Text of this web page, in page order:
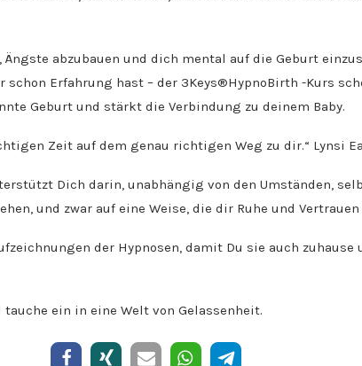
abzubauen und dich mental auf die Geburt
schon Erfahrung hast – der 3Keys®HypnoBirth -Kurs
Geburt und stärkt die Verbindung zu deinem Baby.
Zeit auf dem genau richtigen Weg zu dir.“ Lynsi
Dich darin, unabhängig von den Umständen,
und zwar auf eine Weise, die dir Ruhe und
der Hypnosen, damit Du sie auch zuhause
ein in eine Welt von Gelassenheit.